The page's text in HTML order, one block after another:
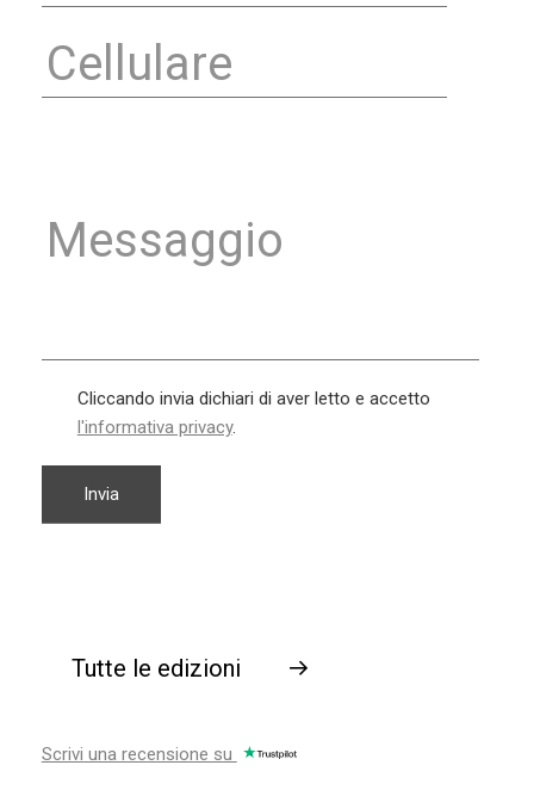
Cliccando invia dichiari di aver letto e accetto
l'informativa privacy.
Tutte le edizioni →
Scrivi una recensione su